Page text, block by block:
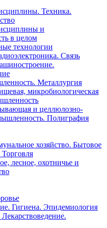
Техника.
и
в целом
технологии
Связь
Металлургия
микробиологическая
и целлюлозно-
Полиграфия
хозяйство. Бытовое
лесное, охотничье и
Гигиена. Эпидемиология